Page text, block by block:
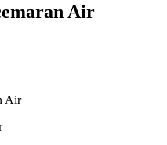
Air
Air